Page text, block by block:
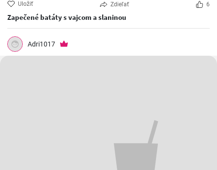
Uložiť Zdieľať 6
Zapečené batáty s vajcom a slaninou
Adri1017